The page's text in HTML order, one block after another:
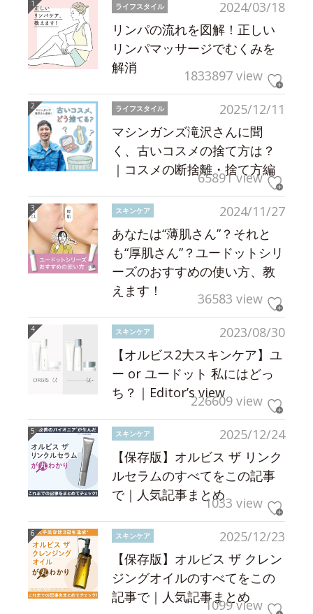
2024/03/18
ライフスタイル
リンパの流れを図解！正しい
リンパマッサージでむくみを
解消
1833897 view
2025/12/11
ライフスタイル
マシンガンズ滝沢さんに聞
く、古いコスメの捨て方は？
｜コスメの断捨離・捨て方編
65891 view
2024/11/27
スキンケア
あなたは“薄肌さん”？それと
も“厚肌さん”？ユードットシリ
ーズのおすすめの使い方、教
えます！
36583 view
2023/08/30
スキンケア
【オルビス2大スキンケア】ユ
ー or ユードット 私にはどっ
ち？｜Editor’s view226609 view
2025/12/24
スキンケア
【保存版】オルビス ザ リンク
ルセラムのすべてをこの記事
で｜人気記事まとめ1033 view
2025/12/23
スキンケア
【保存版】オルビス ザ クレン
ジングオイルのすべてをこの
記事で｜人気記事まとめ
1099 view